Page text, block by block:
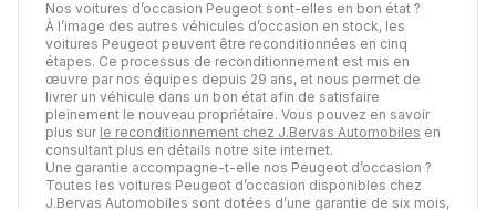
Nos voitures d’occasion Peugeot sont-elles en bon état ?
À l’image des autres véhicules d’occasion en stock, les
voitures Peugeot peuvent être reconditionnées en cinq
étapes. Ce processus de reconditionnement est mis en
œuvre par nos équipes depuis 29 ans, et nous permet de
livrer un véhicule dans un bon état afin de satisfaire
pleinement le nouveau propriétaire. Vous pouvez en savoir
plus sur le reconditionnement chez J.Bervas Automobiles en
consultant plus en détails notre site internet.
Une garantie accompagne-t-elle nos Peugeot d’occasion ?
Toutes les voitures Peugeot d’occasion disponibles chez
J.Bervas Automobiles sont dotées d’une garantie de six mois,